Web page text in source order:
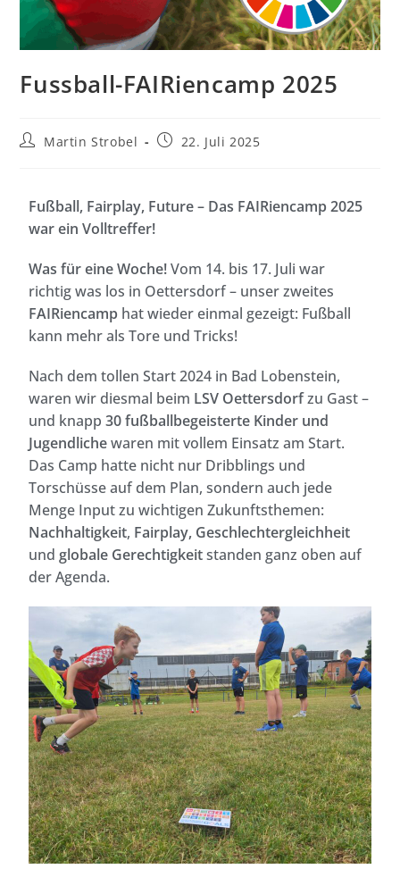
Fussball-FAIRiencamp 2025
Martin Strobel 22. Juli 2025
Fußball, Fairplay, Future – Das FAIRiencamp 2025
war ein Volltreffer!
Was für eine Woche!Vom 14. bis 17. Juli war
richtig was los in Oettersdorf – unser zweites
FAIRiencamp hat wieder einmal gezeigt: Fußball
kann mehr als Tore und Tricks!
Nach dem tollen Start 2024 in Bad Lobenstein,
waren wir diesmal beim LSV Oettersdorfzu Gast –
und knapp30 fußballbegeisterte Kinder und
Jugendlichewaren mit vollem Einsatz am Start.
Das Camp hatte nicht nur Dribblings und
Torschüsse auf dem Plan, sondern auch jede
Menge Input zu wichtigen Zukunftsthemen:
Nachhaltigkeit, Fairplay, Geschlechtergleichheit
undglobale Gerechtigkeitstanden ganz oben auf
der Agenda.